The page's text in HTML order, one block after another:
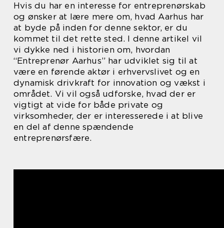
Hvis du har en interesse for entreprenørskab
og ønsker at lære mere om, hvad Aarhus har
at byde på inden for denne sektor, er du
kommet til det rette sted. I denne artikel vil
vi dykke ned i historien om, hvordan
“Entreprenør Aarhus” har udviklet sig til at
være en førende aktør i erhvervslivet og en
dynamisk drivkraft for innovation og vækst i
området. Vi vil også udforske, hvad der er
vigtigt at vide for både private og
virksomheder, der er interesserede i at blive
en del af denne spændende
entreprenørsfære.